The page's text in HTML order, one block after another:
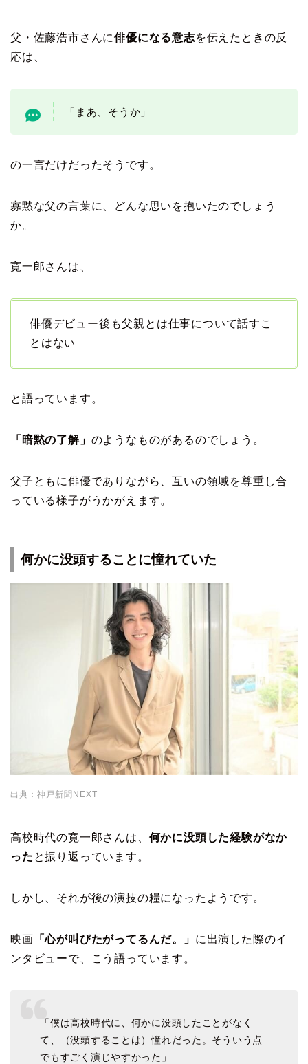
父・佐藤浩市さんに俳優になる意志を伝えたときの反
応は、
「まあ、そうか」
の一言だけだったそうです。
寡黙な父の言葉に、どんな思いを抱いたのでしょう
か。
寛一郎さんは、
俳優デビュー後も父親とは仕事について話すこ
とはない
と語っています。
「暗黙の了解」 のようなものがあるのでしょう。
父子ともに俳優でありながら、互いの領域を尊重し合
っている様子がうかがえます。
何かに没頭することに憧れていた
出典：神戸新聞NEXT
高校時代の寛一郎さんは、 何かに没頭した経験がなか
った と振り返っています。
しかし、それが後の演技の糧になったようです。
映画 「心が叫びたがってるんだ。」 に出演した際のイ
ンタビューで、こう語っています。
「僕は高校時代に、何かに没頭したことがなく
て、（没頭することは）憧れだった。そういう点
でもすごく演じやすかった」